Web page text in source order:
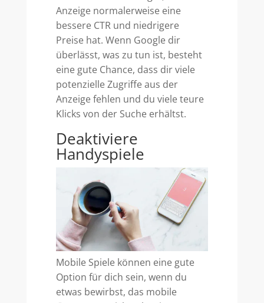
Anzeige normalerweise eine
bessere CTR und niedrigere
Preise hat. Wenn Google dir
überlässt, was zu tun ist, besteht
eine gute Chance, dass dir viele
potenzielle Zugriffe aus der
Anzeige fehlen und du viele teure
Klicks von der Suche erhältst.
Deaktiviere
Handyspiele
Mobile Spiele können eine gute
Option für dich sein, wenn du
etwas bewirbst, das mobile